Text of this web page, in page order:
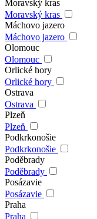
Moravský kras
Moravský kras
Máchovo jazero
Máchovo jazero
Olomouc
Olomouc
Orlické hory
Orlické hory
Ostrava
Ostrava
Plzeň
Plzeň
Podkrkonošie
Podkrkonošie
Poděbrady
Poděbrady
Posázavie
Posázavie
Praha
Praha